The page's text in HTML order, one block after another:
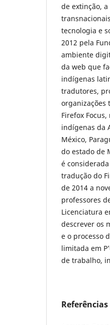
de extinção,
tecnologia e
2012 pela
ambiente
da web que
indígenas
tradutores,
organizações
Firefox
indígenas da
México,
do estado de
é
tradução do
de 2014 a
professores
Licenciatura
descrever os
e o processo
limitada em
de trabalho,
Referências